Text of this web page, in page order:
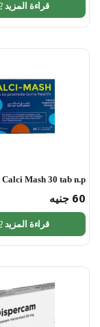
قراءة المزيد
Calci Mash 30 tab n.p
60 جنيه
قراءة المزيد